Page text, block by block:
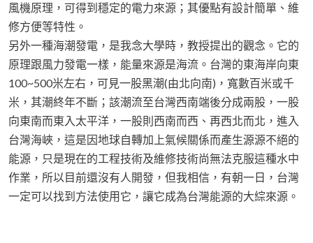
風機原理，可得到穩定的電力來源；其優點有設計簡單、維
修方便等特性。
另外一種海潮發電，是我念大學時，教授提出的觀念。它的
原理跟風力發電一樣，能量來源是海流。台灣的東海岸向東
100~500米左右，可見一股黑潮(由北向南)，寬數百米或千
米，其潮終年不斷；該潮流至台灣西南端後分成兩股，一股
向東南而東入太平洋，一股則西南而西、再西北而北，進入
台灣海峽，這是因地球自轉加上氣候關係而產生源源不絕的
能源，只是現在的工程技術及維修技術尚無法克服這種水中
作業，所以目前還沒有人開發，但我相信，有朝一日，台灣
一定可以找到方法使用它，讓它成為台灣能源的大綜來源。